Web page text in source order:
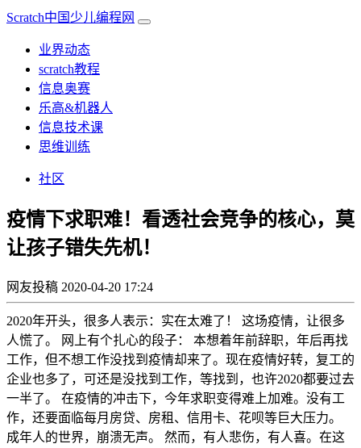
Scratch中国少儿编程网
业界动态
scratch教程
信息奥赛
乐高&机器人
信息技术课
思维训练
社区
疫情下求职难！看透社会竞争的核心，莫
让孩子错失先机！
网友投稿 2020-04-20 17:24
2020年开头，很多人表示：实在太难了！ 这场疫情，让很多
人慌了。 网上有个扎心的段子： 本想着年前辞职，年后再找
工作，但不想工作没找到疫情却来了。现在疫情好转，复工的
企业也多了，可还是没找到工作，等找到，也许2020都要过去
一半了。 在疫情的冲击下，今年求职变得难上加难。没有工
作，还要面临每月房贷、房租、信用卡、花呗等巨大压力。
成年人的世界，崩溃无声。 然而，有人悲伤，有人喜。在这